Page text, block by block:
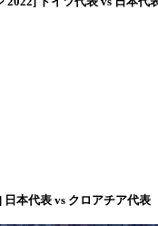
本代表 vs クロアチア代表